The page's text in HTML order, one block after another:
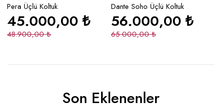
Pera Üçlü Koltuk
48.900,00₺
45.000,00₺
Dante Soho Üçlü Koltuk
65.000,00₺
56.000,00 ₺
Son Eklenenler